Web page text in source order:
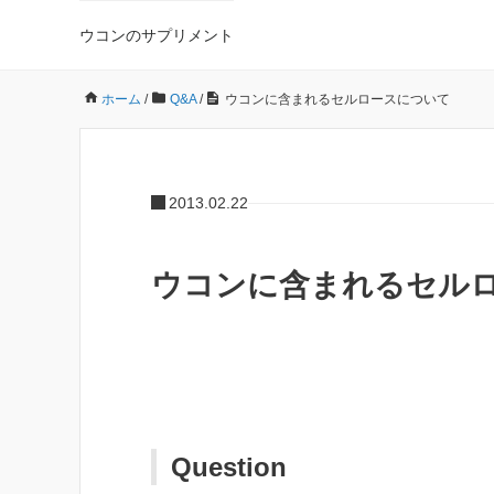
ウコンのサプリメント
ホーム / Q&A/ ウコンに含まれるセルロースについて
2013.02.22
ウコンに含まれるセル
Question